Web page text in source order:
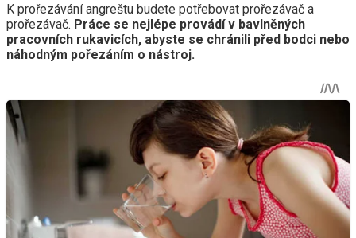
K prořezávání angreštu budete potřebovat prořezávač a
prořezávač. Práce se nejlépe provádí v bavlněných
pracovních rukavicích, abyste se chránili před bodci nebo
náhodným pořezáním o nástroj.